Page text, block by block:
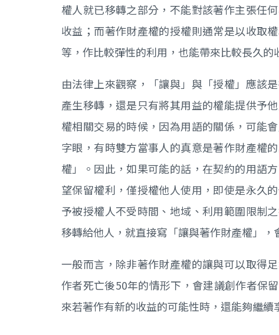
權人就已移轉之部分，不能對該著作主張任
收益；而著作財產權的授權則通常是以收取
等，作比較彈性的利用，也能帶來比較長久的
由法律上來觀察，「讓與」與「授權」應該
產生移轉，還是只有將其用益的權能提供予
權相關交易的時候，因為用語的關係，可能
字眼，有時雙方當事人的真意是著作財產權
權」。因此，如果可能的話，在契約的用語
望保留權利，僅授權他人使用，即使是永久
予被授權人不受時間、地域、利用範圍限制
移轉給他人，就直接寫「讓與著作財產權」，
一般而言，除非著作財產權的讓與可以取得
作者死亡後50年的情形下，會建議創作者保
來若著作有新的收益的可能性時，還能夠繼續